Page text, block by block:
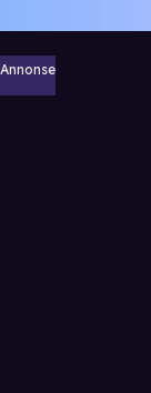
Annonse